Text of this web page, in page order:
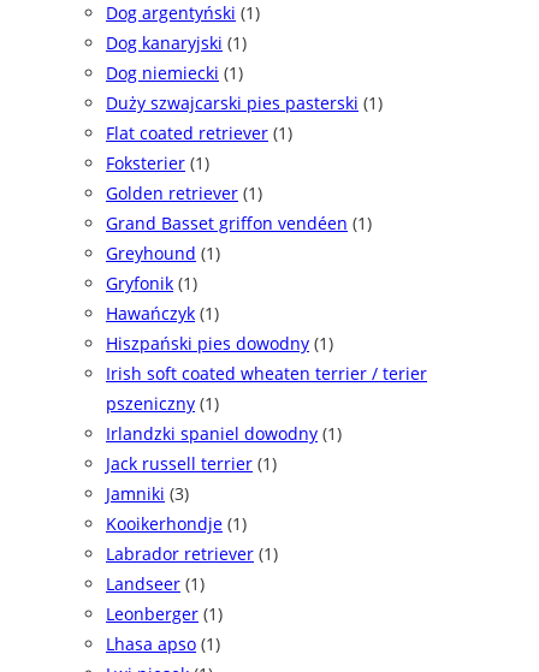
Dog argentyński (1)
Dog kanaryjski (1)
Dog niemiecki (1)
Duży szwajcarski pies pasterski (1)
Flat coated retriever (1)
Foksterier (1)
Golden retriever (1)
Grand Basset griffon vendéen (1)
Greyhound (1)
Gryfonik (1)
Hawańczyk (1)
Hiszpański pies dowodny (1)
Irish soft coated wheaten terrier / terier
pszeniczny (1)
Irlandzki spaniel dowodny (1)
Jack russell terrier (1)
Jamniki (3)
Kooikerhondje (1)
Labrador retriever (1)
Landseer (1)
Leonberger (1)
Lhasa apso (1)